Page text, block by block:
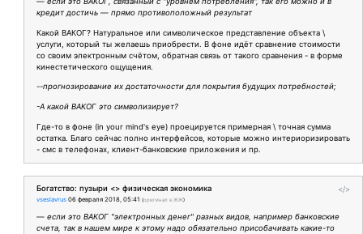
кредит достичь — прямо противоположный результат
Какой ВАКОГ? Натуральное или символическое представление объекта \
услуги, который ты желаешь приобрести. В фоне идёт сравнение стоимости
со своим электронным счётом, обратная связь от такого сравнения - в форме
кинестетического ощущения.
--прогнозирование их достаточности для покрытия будущих потребностей;
-А какой ВАКОГ это символизирует?
Где-то в фоне (in your mind's eye) проецируется примерная \ точная сумма
остатка. Благо сейчас полно интерфейсов, которые можно интериоризировать
- смс в телефонах, клиент-банковские приложения и пр.
</>
Богатство: пузыри <> физическая экономика
vseslavrus 06 февраля 2018, 05:41 (оригинал в ЖЖ)
— если это ВАКОГ "электронных денег" разных видов, например банковские
счета, так в нашем мире к этому надо обязательно присобачивать какие-то